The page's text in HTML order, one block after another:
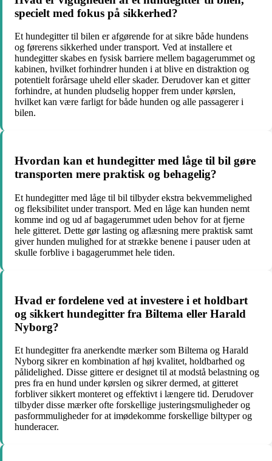
specielt med fokus på sikkerhed?
Et hundegitter til bilen er afgørende for at sikre både hundens
og førerens sikkerhed under transport. Ved at installere et
hundegitter skabes en fysisk barriere mellem bagagerummet og
kabinen, hvilket forhindrer hunden i at blive en distraktion og
potentielt forårsage uheld eller skader. Derudover kan et gitter
forhindre, at hunden pludselig hopper frem under kørslen,
hvilket kan være farligt for både hunden og alle passagerer i
bilen.
Hvordan kan et hundegitter med låge til bil gøre
transporten mere praktisk og behagelig?
Et hundegitter med låge til bil tilbyder ekstra bekvemmelighed
og fleksibilitet under transport. Med en låge kan hunden nemt
komme ind og ud af bagagerummet uden behov for at fjerne
hele gitteret. Dette gør lasting og aflæsning mere praktisk samt
giver hunden mulighed for at strække benene i pauser uden at
skulle forblive i bagagerummet hele tiden.
Hvad er fordelene ved at investere i et holdbart
og sikkert hundegitter fra Biltema eller Harald
Nyborg?
Et hundegitter fra anerkendte mærker som Biltema og Harald
Nyborg sikrer en kombination af høj kvalitet, holdbarhed og
pålidelighed. Disse gittere er designet til at modstå belastning og
pres fra en hund under kørslen og sikrer dermed, at gitteret
forbliver sikkert monteret og effektivt i længere tid. Derudover
tilbyder disse mærker ofte forskellige justeringsmuligheder og
pasformmuligheder for at imødekomme forskellige biltyper og
hunderacer.